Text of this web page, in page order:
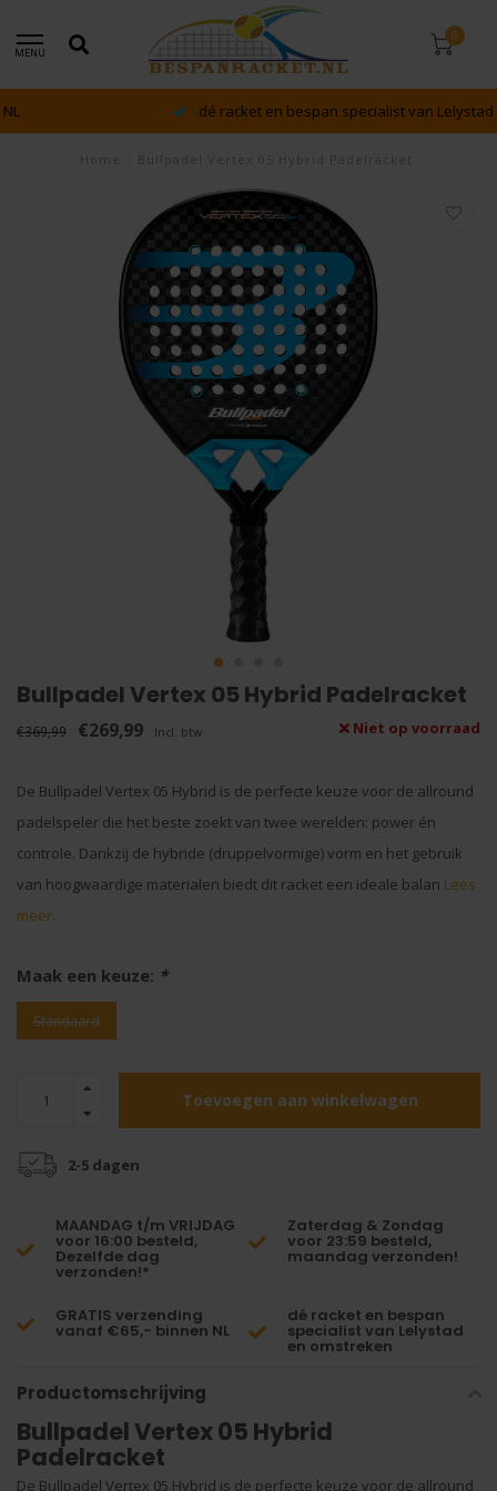
MENU
0
dé racket en bespan specialist van Lelystad en omstreken
Bullpadel Vertex 05 Hybrid Padelracket
€369,99 €269,99 Incl. btw Niet op voorraad
De Bullpadel Vertex 05 Hybrid is de perfecte keuze voor de allround
padelspeler die het beste zoekt van twee werelden: power én
controle. Dankzij de hybride (druppelvormige) vorm en het gebruik
van hoogwaardige materialen biedt dit racket een ideale balan Lees
meer..
Maak een keuze: *
Standaard
Toevoegen aan winkelwagen
2-5 dagen
MAANDAG t/m VRIJDAG
voor 16:00 besteld,
Dezelfde dag
verzonden!*
Zaterdag & Zondag
voor 23:59 besteld,
maandag verzonden!
GRATIS verzending
vanaf €65,- binnen NL
dé racket en bespan
specialist van Lelystad
en omstreken
Productomschrijving
Bullpadel Vertex 05 Hybrid
Padelracket
De Bullpadel Vertex 05 Hybrid is de perfecte keuze voor de allround